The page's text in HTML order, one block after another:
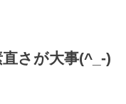
さが大事(^_-)